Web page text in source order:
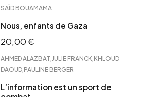
SAÏD BOUAMAMA
Nous, enfants de Gaza
20,00€
AHMED ALAZBAT JULIE FRANCK KHLOUD
DAOUD PAULINE BERGER
L’information est un sport de